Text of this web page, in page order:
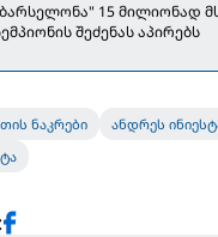
15 მილიონად
შეძენას აპირებს
ნაკრები
ან­დ­რეს